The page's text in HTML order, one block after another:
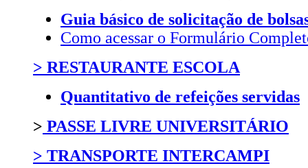
Guia básico de solicitação de
Como acessar o Formulário
> RESTAURANTE ESCOLA
Quantitativo de refeições servidas
> PASSE LIVRE UNIVERSITÁRIO
> TRANSPORTE INTERCAMPI